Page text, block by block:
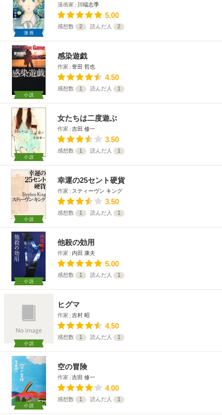
漫画
漫画家 川端志季
5.00
感想数 2 読んだ人 2
小説
感染遊戯
作家 誉田 哲也
4.50
感想数 1 読んだ人 1
小説
女たちは二度遊ぶ
作家 吉田 修一
3.50
感想数 1 読んだ人 1
小説
幸運の25セント硬貨
作家 スティーヴン キング
3.50
感想数 1 読んだ人 1
小説
他殺の効用
作家 内田 康夫
5.00
感想数 1 読んだ人 1
小説
ヒグマ
作家 吉村 昭
4.50
感想数 1 読んだ人 1
小説
空の冒険
作家 吉田 修一
4.00
感想数 1 読んだ人 1